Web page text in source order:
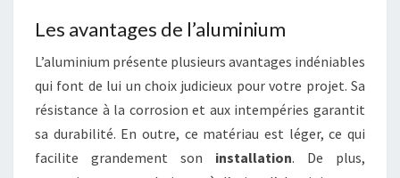
Les avantages de l’aluminium
L’aluminium présente plusieurs avantages indéniables
qui font de lui un choix judicieux pour votre projet. Sa
résistance à la corrosion et aux intempéries garantit
sa durabilité. En outre, ce matériau est léger, ce qui
facilite grandement son installation. De plus,